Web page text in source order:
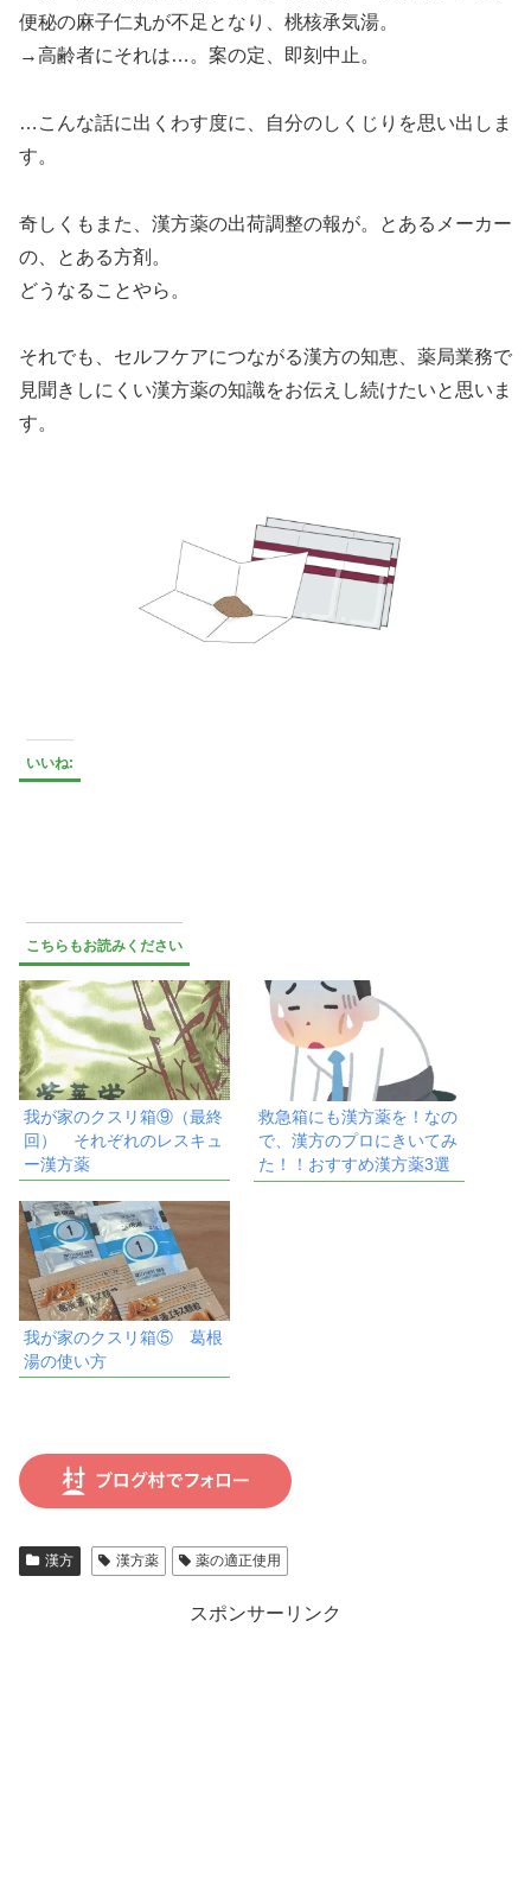
便秘の麻子仁丸が不足となり、桃核承気湯。
→高齢者にそれは…。案の定、即刻中止。
…こんな話に出くわす度に、自分のしくじりを思い出しま
す。
奇しくもまた、漢方薬の出荷調整の報が。とあるメーカー
の、とある方剤。
どうなることやら。
それでも、セルフケアにつながる漢方の知恵、薬局業務で
見聞きしにくい漢方薬の知識をお伝えし続けたいと思いま
す。
いいね:
こちらもお読みください
我が家のクスリ箱⑨（最終
回） それぞれのレスキュ
ー漢方薬
救急箱にも漢方薬を！なの
で、漢方のプロにきいてみ
た！！おすすめ漢方薬3選
我が家のクスリ箱⑤ 葛根
湯の使い方
漢方 漢方薬 薬の適正使用
スポンサーリンク